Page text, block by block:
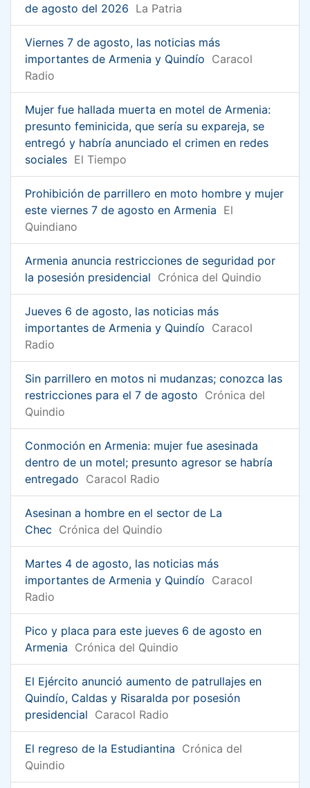
de agosto del 2026 La Patria
Viernes 7 de agosto, las noticias más
importantes de Armenia y Quindío Caracol
Radio
Mujer fue hallada muerta en motel de Armenia:
presunto feminicida, que sería su expareja, se
entregó y habría anunciado el crimen en redes
sociales El Tiempo
Prohibición de parrillero en moto hombre y mujer
este viernes 7 de agosto en Armenia El
Quindiano
Armenia anuncia restricciones de seguridad por
la posesión presidencial Crónica del Quindio
Jueves 6 de agosto, las noticias más
importantes de Armenia y Quindío Caracol
Radio
Sin parrillero en motos ni mudanzas; conozca las
restricciones para el 7 de agosto Crónica del
Quindio
Conmoción en Armenia: mujer fue asesinada
dentro de un motel; presunto agresor se habría
entregado Caracol Radio
Asesinan a hombre en el sector de La
Chec Crónica del Quindio
Martes 4 de agosto, las noticias más
importantes de Armenia y Quindío Caracol
Radio
Pico y placa para este jueves 6 de agosto en
Armenia Crónica del Quindio
El Ejército anunció aumento de patrullajes en
Quindío, Caldas y Risaralda por posesión
presidencial Caracol Radio
El regreso de la Estudiantina Crónica del
Quindio